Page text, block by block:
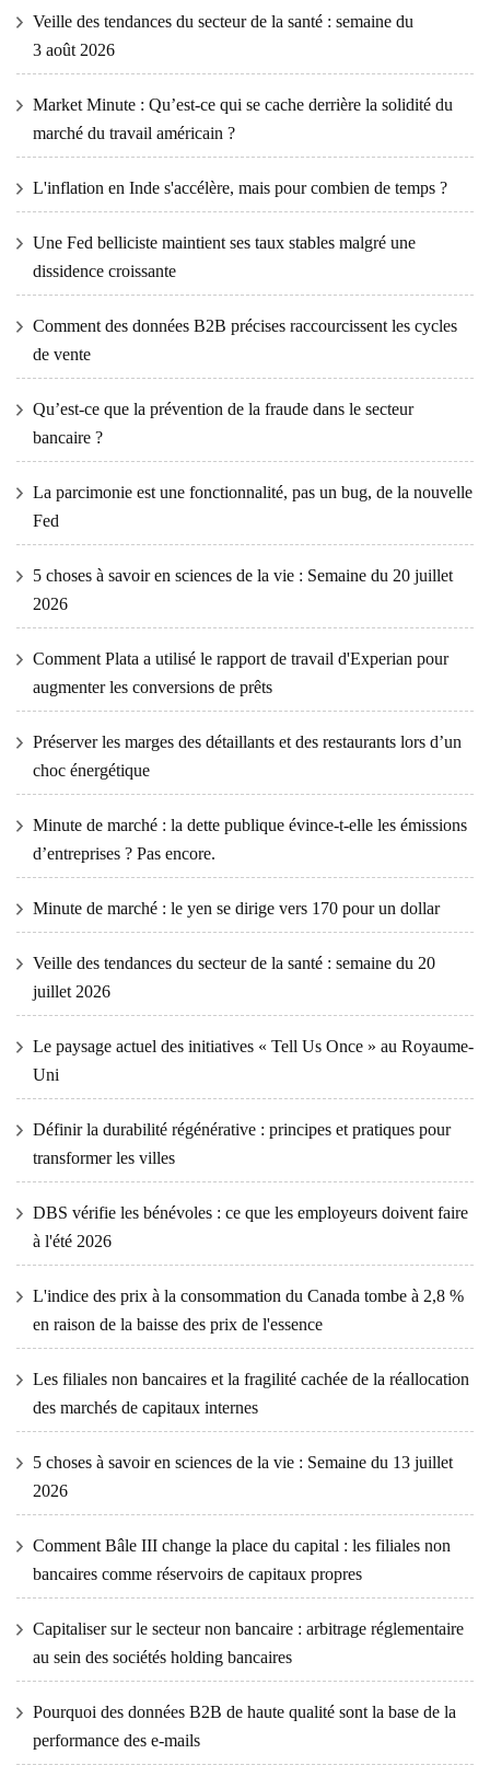
Veille des tendances du secteur de la santé : semaine du
3 août 2026
Market Minute : Qu’est-ce qui se cache derrière la solidité du
marché du travail américain ?
L'inflation en Inde s'accélère, mais pour combien de temps ?
Une Fed belliciste maintient ses taux stables malgré une
dissidence croissante
Comment des données B2B précises raccourcissent les cycles
de vente
Qu’est-ce que la prévention de la fraude dans le secteur
bancaire ?
La parcimonie est une fonctionnalité, pas un bug, de la nouvelle
Fed
5 choses à savoir en sciences de la vie : Semaine du 20 juillet
2026
Comment Plata a utilisé le rapport de travail d'Experian pour
augmenter les conversions de prêts
Préserver les marges des détaillants et des restaurants lors d’un
choc énergétique
Minute de marché : la dette publique évince-t-elle les émissions
d’entreprises ? Pas encore.
Minute de marché : le yen se dirige vers 170 pour un dollar
Veille des tendances du secteur de la santé : semaine du 20
juillet 2026
Le paysage actuel des initiatives « Tell Us Once » au Royaume-
Uni
Définir la durabilité régénérative : principes et pratiques pour
transformer les villes
DBS vérifie les bénévoles : ce que les employeurs doivent faire
à l'été 2026
L'indice des prix à la consommation du Canada tombe à 2,8 %
en raison de la baisse des prix de l'essence
Les filiales non bancaires et la fragilité cachée de la réallocation
des marchés de capitaux internes
5 choses à savoir en sciences de la vie : Semaine du 13 juillet
2026
Comment Bâle III change la place du capital : les filiales non
bancaires comme réservoirs de capitaux propres
Capitaliser sur le secteur non bancaire : arbitrage réglementaire
au sein des sociétés holding bancaires
Pourquoi des données B2B de haute qualité sont la base de la
performance des e-mails